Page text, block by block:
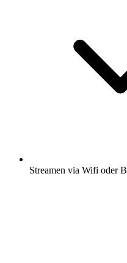
Streamen via Wifi oder